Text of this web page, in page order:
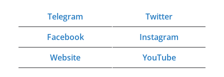
Telegram
Twitter
Facebook
Instagram
Website
YouTube